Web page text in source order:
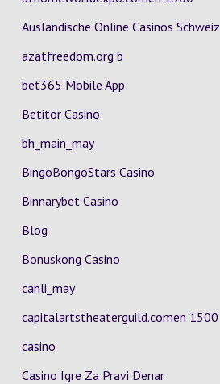
Ausländische Online Casinos Schweiz
azatfreedom.org b
bet365 Mobile App
Betitor Casino
bh_main_may
BingoBongoStars Casino
Binnarybet Casino
Blog
Bonuskong Casino
canli_may
capitalartstheaterguild.comen 1500
casino
Casino Igre Za Pravi Denar